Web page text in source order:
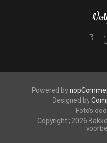
Powered by
Designed by
Foto's
Copyright ; 2026